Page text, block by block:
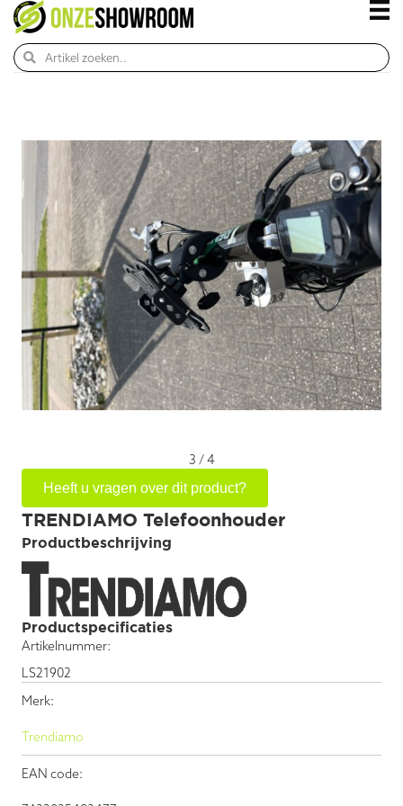
Productspecificaties
Artikelnummer:
LS21902
Merk:
Trendiamo
EAN code:
3 /4
Heeft u vragen over dit product?
TRENDIAMO Telefoonhouder
Productbeschrijving